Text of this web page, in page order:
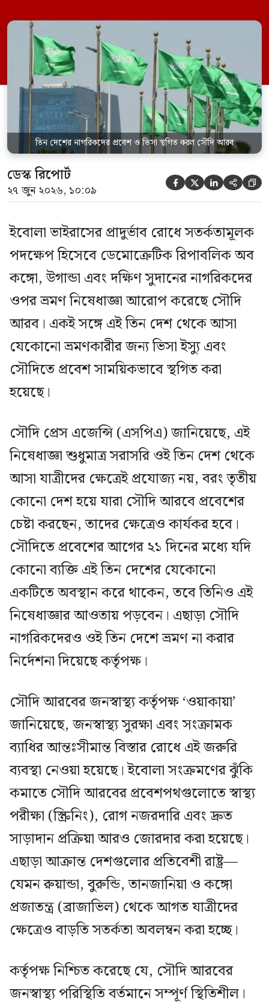
যেকোনো ভ্রমণকারীর জন্য ভিসা ইস্যু এবং
সৌদিতে প্রবেশ সাময়িকভাবে স্থগিত করা
হয়েছে। সৌদি প্রেস এজেন্সি (এসপিএ)
জানিয়েছে, এই নিষেধাজ্ঞা শুধুমাত্র সরাসরি ওই
তিন দেশ থেকে […]
তিন দেশের নাগরিকদের প্রবেশ ও ভিসা স্থগিত করল সৌদি আরব
ডেস্ক রিপোর্ট
২৭ জুন ২০২৬, ১০:০৯     
ইবোলা ভাইরাসের প্রাদুর্ভাব রোধে সতর্কতামূলক
পদক্ষেপ হিসেবে ডেমোক্রেটিক রিপাবলিক অব
কঙ্গো, উগান্ডা এবং দক্ষিণ সুদানের নাগরিকদের
ওপর ভ্রমণ নিষেধাজ্ঞা আরোপ করেছে সৌদি
আরব। একই সঙ্গে এই তিন দেশ থেকে আসা
যেকোনো ভ্রমণকারীর জন্য ভিসা ইস্যু এবং
সৌদিতে প্রবেশ সাময়িকভাবে স্থগিত করা
হয়েছে।
সৌদি প্রেস এজেন্সি (এসপিএ) জানিয়েছে, এই
নিষেধাজ্ঞা শুধুমাত্র সরাসরি ওই তিন দেশ থেকে
আসা যাত্রীদের ক্ষেত্রেই প্রযোজ্য নয়, বরং তৃতীয়
কোনো দেশ হয়ে যারা সৌদি আরবে প্রবেশের
চেষ্টা করছেন, তাদের ক্ষেত্রেও কার্যকর হবে।
সৌদিতে প্রবেশের আগের ২১ দিনের মধ্যে যদি
কোনো ব্যক্তি এই তিন দেশের যেকোনো
একটিতে অবস্থান করে থাকেন, তবে তিনিও এই
নিষেধাজ্ঞার আওতায় পড়বেন। এছাড়া সৌদি
নাগরিকদেরও ওই তিন দেশে ভ্রমণ না করার
নির্দেশনা দিয়েছে কর্তৃপক্ষ।
সৌদি আরবের জনস্বাস্থ্য কর্তৃপক্ষ ‘ওয়াকায়া’
জানিয়েছে, জনস্বাস্থ্য সুরক্ষা এবং সংক্রামক
ব্যাধির আন্তঃসীমান্ত বিস্তার রোধে এই জরুরি
ব্যবস্থা নেওয়া হয়েছে। ইবোলা সংক্রমণের ঝুঁকি
কমাতে সৌদি আরবের প্রবেশপথগুলোতে স্বাস্থ্য
পরীক্ষা (স্ক্রিনিং), রোগ নজরদারি এবং দ্রুত
সাড়াদান প্রক্রিয়া আরও জোরদার করা হয়েছে।
এছাড়া আক্রান্ত দেশগুলোর প্রতিবেশী রাষ্ট্র—
যেমন রুয়ান্ডা, বুরুন্ডি, তানজানিয়া ও কঙ্গো
প্রজাতন্ত্র (ব্রাজাভিল) থেকে আগত যাত্রীদের
ক্ষেত্রেও বাড়তি সতর্কতা অবলম্বন করা হচ্ছে।
কর্তৃপক্ষ নিশ্চিত করেছে যে, সৌদি আরবের
জনস্বাস্থ্য পরিস্থিতি বর্তমানে সম্পূর্ণ স্থিতিশীল।